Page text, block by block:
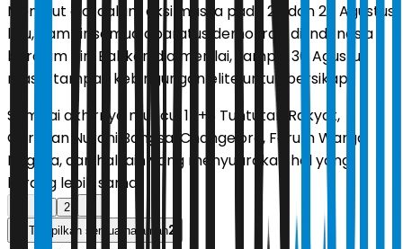
Menurut dia, dalam aksi massa pada 25 dan 28 Agustus
lalu, hampir semua aparatus demokrasi di Indonesia
berdiam diri. Bahkan dia menilai, sampai 30 Agustus
masih tampak kebingungan elite untuk bersikap.
Sampai akhirnya muncul 17+8 Tuntutan Rakyat,
Gerakan Nurani Bangsa, Change.org, Forum Warga
Negara, dan hal lain yang menyuarakan hal yang
kurang lebih sama.
2
Tampilkan semua halaman2